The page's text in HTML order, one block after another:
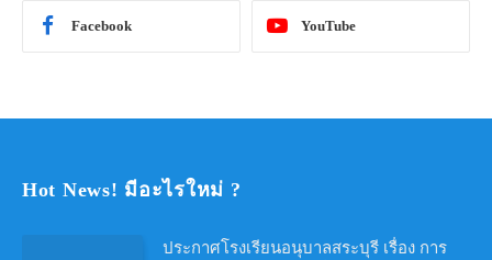
Facebook YouTube
Hot News! มีอะไรใหม่ ?
ประกาศโรงเรียนอนุบาลสระบุรี เรื่อง การ